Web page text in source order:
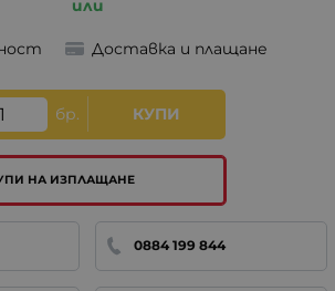
Доставка и плащане
бр. КУПИ
НА ИЗПЛАЩАНЕ
0884 199 844